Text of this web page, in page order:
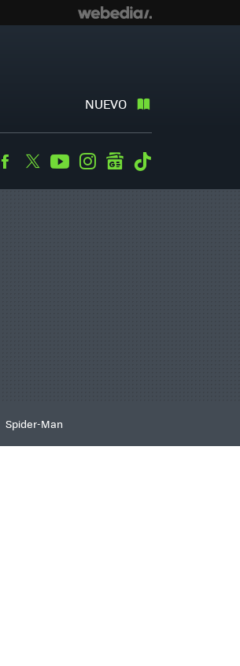
NUEVO
Facebook
TwitterYoutubeInstagramgooglenews
Spider-Man